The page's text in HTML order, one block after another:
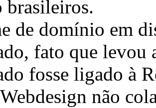
de domínio em
fato que levou
fosse ligado à
não